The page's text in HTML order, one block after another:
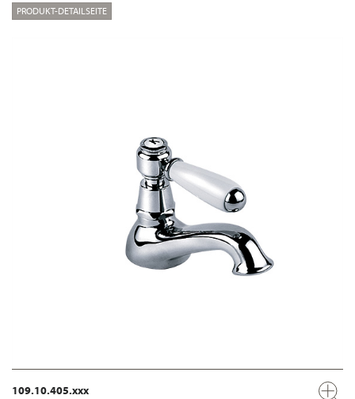
PRODUKT-DETAILSEITE
109.10.405.xxx